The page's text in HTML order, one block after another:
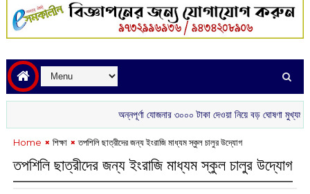
অন্নপূর্ণা যোজনার ৩০০০ টাকা দেওয়া নিয়ে বড় ঘোষণা মুখ্যমন্ত্রীর
Home শিক্ষা তপশিলি ছাত্রীদের জন্য ইংরাজি মাধ্যম স্কুল চালুর উদ্যোগ
তপশিলি ছাত্রীদের জন্য ইংরাজি মাধ্যম স্কুল চালুর উদ্যোগ